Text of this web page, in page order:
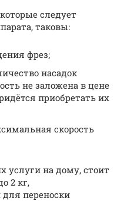
следует
таковы:
фрез;
насадок
не заложена в цене
приобретать их
скорость
услуги на дому, стоит
2 кг,
переноски